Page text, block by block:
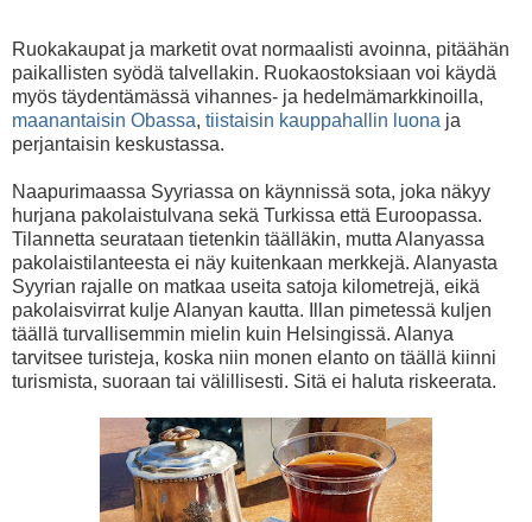
Ruokakaupat ja marketit ovat normaalisti avoinna, pitäähän
paikallisten syödä talvellakin. Ruokaostoksiaan voi käydä
myös täydentämässä vihannes- ja hedelmämarkkinoilla,
maanantaisin Obassa, tiistaisin kauppahallin luona ja
perjantaisin keskustassa.
Naapurimaassa Syyriassa on käynnissä sota, joka näkyy
hurjana pakolaistulvana sekä Turkissa että Euroopassa.
Tilannetta seurataan tietenkin täälläkin, mutta Alanyassa
pakolaistilanteesta ei näy kuitenkaan merkkejä. Alanyasta
Syyrian rajalle on matkaa useita satoja kilometrejä, eikä
pakolaisvirrat kulje Alanyan kautta. Illan pimetessä kuljen
täällä turvallisemmin mielin kuin Helsingissä. Alanya
tarvitsee turisteja, koska niin monen elanto on täällä kiinni
turismista, suoraan tai välillisesti. Sitä ei haluta riskeerata.